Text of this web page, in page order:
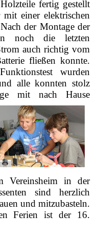
fertig gestellt
einer elektrischen
der Montage der
noch die letzten
auch richtig vom
fließen konnte.
wurden
alle konnten stolz
mit nach Hause
in der
sind herzlich
und mitzubasteln.
Ferien ist der 16.